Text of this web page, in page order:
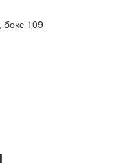
109